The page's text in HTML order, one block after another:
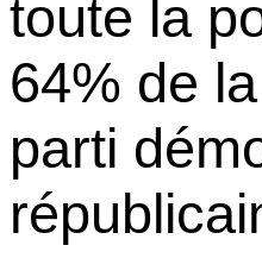
toute la
64% de
parti